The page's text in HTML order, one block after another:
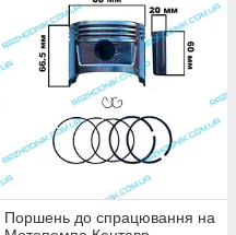
Поршень до спрацювання на